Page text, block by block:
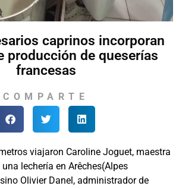
caprinos incorporan
producción de queserías
francesas
COMPARTE
viajaron Caroline Joguet, maestra
lechería en Arêches(Alpes
Olivier Danel, administrador de